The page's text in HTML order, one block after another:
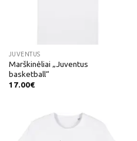
JUVENTUS
Marškinėliai „Juventus
basketball“
17.00€